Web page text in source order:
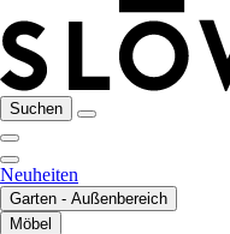
Suchen
Neuheiten
Garten - Außenbereich
Möbel